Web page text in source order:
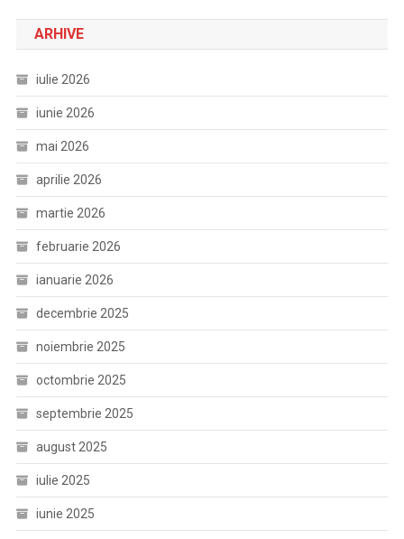
ARHIVE
iulie 2026
iunie 2026
mai 2026
aprilie 2026
martie 2026
februarie 2026
ianuarie 2026
decembrie 2025
noiembrie 2025
octombrie 2025
septembrie 2025
august 2025
iulie 2025
iunie 2025